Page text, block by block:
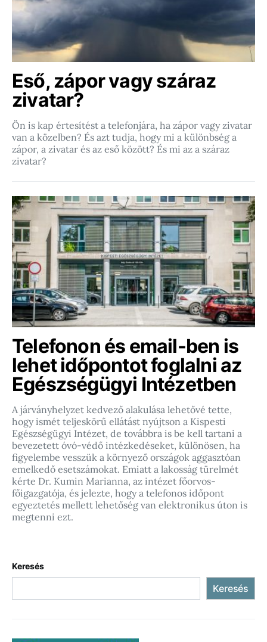
Eső, zápor vagy száraz
zivatar?
Ön is kap értesítést a telefonjára, ha zápor vagy zivatar
van a közelben? És azt tudja, hogy mi a különbség a
zápor, a zivatar és az eső között? És mi az a száraz
zivatar?
Telefonon és email-ben is
lehet időpontot foglalni az
Egészségügyi Intézetben
A járványhelyzet kedvező alakulása lehetővé tette,
hogy ismét teljeskörű ellátást nyújtson a Kispesti
Egészségügyi Intézet, de továbbra is be kell tartani a
bevezetett óvó-védő intézkedéseket, különösen, ha
figyelembe vesszük a környező országok aggasztóan
emelkedő esetszámokat. Emiatt a lakosság türelmét
kérte Dr. Kumin Marianna, az intézet főorvos-
főigazgatója, és jelezte, hogy a telefonos időpont
egyeztetés mellett lehetőség van elektronikus úton is
megtenni ezt.
Keresés
Keresés